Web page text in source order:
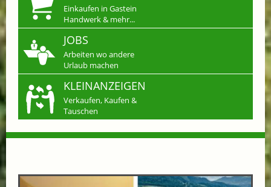
Einkaufen in Gastein
Handwerk & mehr...
JOBS
Arbeiten wo andere
Urlaub machen
KLEINANZEIGEN
Verkaufen, Kaufen &
Tauschen